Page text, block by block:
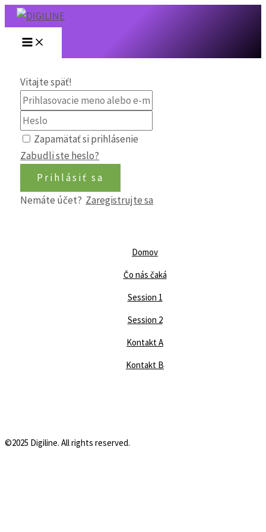
Preskočiť
na
obsah
Main
Menu
Vitajte späť!
Zapamätať si prihlásenie
Zabudli ste heslo?
Prihlásiť sa
Nemáte účet? Zaregistrujte sa
Domov
Čo nás čaká
Session 1
Session 2
Kontakt A
Kontakt B
©2025 Digiline. All rights reserved.